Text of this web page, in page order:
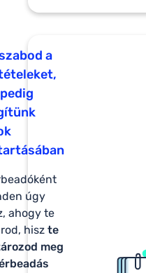
a
úgy
ahogy te
hisz te
meg